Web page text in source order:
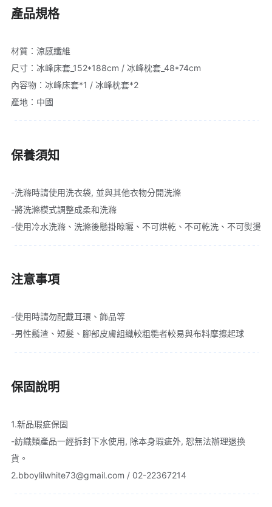
產品規格
材質：涼感纖維
尺寸：冰峰床套_152*188cm / 冰峰枕套_48*74cm
內容物：冰峰床套*1 / 冰峰枕套*2
產地：中國
保養須知
-洗滌時請使用洗衣袋, 並與其他衣物分開洗滌
-將洗滌模式調整成柔和洗滌
-使用冷水洗滌、洗滌後懸掛晾曬、不可烘乾、不可乾洗、不可熨燙
注意事項
-使用時請勿配戴耳環、飾品等
-男性鬍渣、短髮、腳部皮膚組織較粗糙者較易與布料摩擦起球
保固說明
1.新品瑕疵保固
-紡織類產品一經拆封下水使用, 除本身瑕疵外, 恕無法辦理退換
貨。
2.bboylilwhite73@gmail.com / 02-22367214